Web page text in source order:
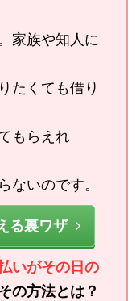
家族や知人に
たくても借り
もらえれ
ないのです。
る裏ワザ
いがその日の
の方法とは？